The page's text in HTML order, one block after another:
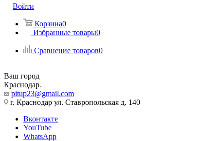
Войти
Корзина0
Избранные товары0
Сравнение товаров0
Ваш город
Краснодар
pitup23@gmail.com
г. Краснодар ул. Ставропольская д. 140
Вконтакте
YouTube
WhatsApp